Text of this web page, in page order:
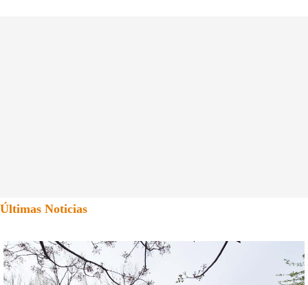
Últimas Noticias